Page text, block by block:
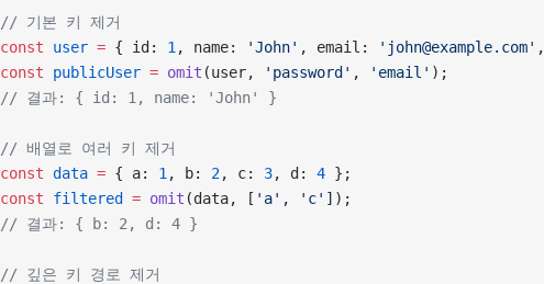
// 기본 키 제거
const user = { id: 1 , name: 'John' , email: 'john@example.com'
const publicUser = omit (user, 'password' , 'email' );
// 결과: { id: 1, name: 'John' }
// 배열로 여러 키 제거
const data = { a: 1 , b: 2, c: 3, d: 4 };
const filtered = omit (data, [ 'a' , 'c' ]);
// 결과: { b: 2, d: 4 }
// 깊은 키 경로 제거